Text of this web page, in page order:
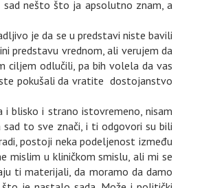
nešto što ja apsolutno znam, a
je da se u predstavi niste bavili
predstavu vrednom, ali verujem da
ciljem odlučili, pa bih volela da vas
pokušali da vratite dostojanstvo
blisko i strano istovremeno, nisam
to sve znači, i ti odgovori su bili
postoji neka podeljenost između
mislim u kliničkom smislu, ali mi se
ti materijali, da moramo da damo